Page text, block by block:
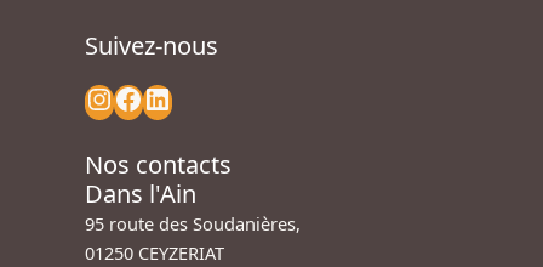
Suivez-nous
Nos contacts
Dans l'Ain
95 route des Soudanières,
01250 CEYZERIAT